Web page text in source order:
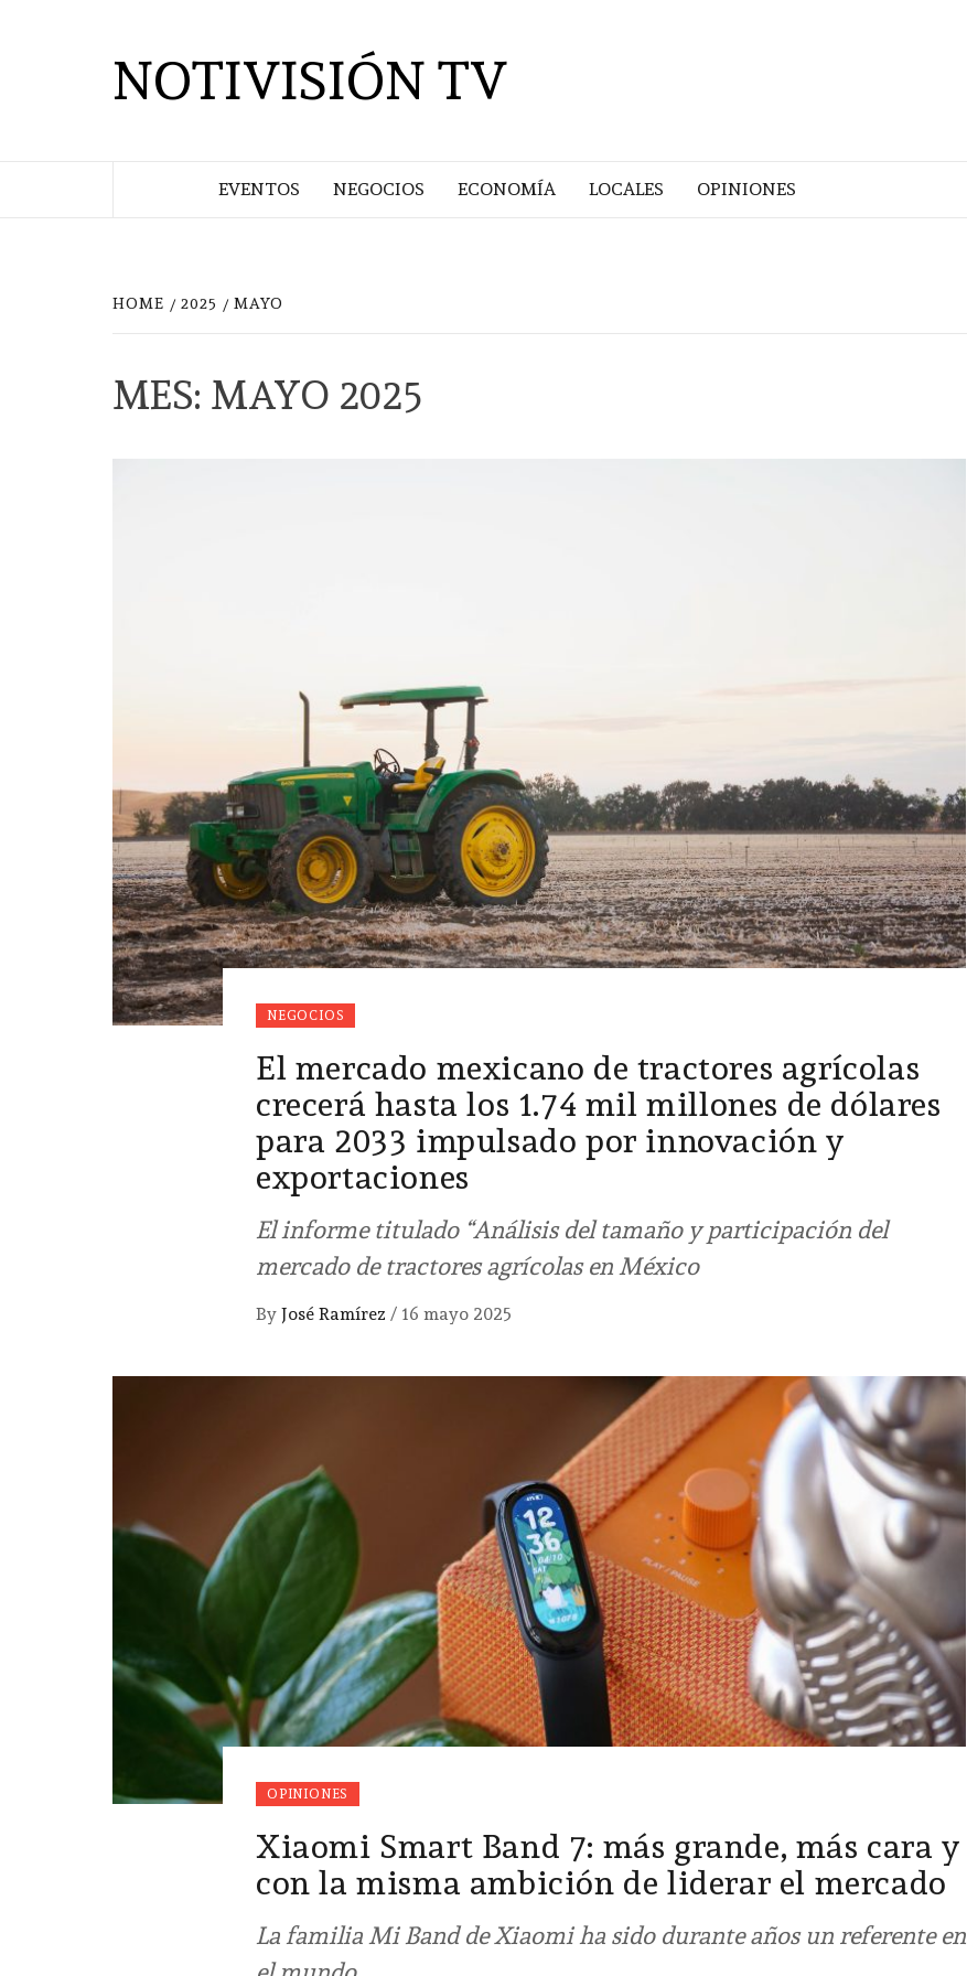
NOTIVISIÓN TV
EVENTOS NEGOCIOS ECONOMÍA LOCALES OPINIONES
HOME 2025 MAYO
MES: MAYO 2025
NEGOCIOS
El mercado mexicano de tractores agrícolas
crecerá hasta los 1.74 mil millones de dólares
para 2033 impulsado por innovación y
exportaciones
El informe titulado “Análisis del tamaño y participación del
mercado de tractores agrícolas en México
By José Ramírez / 16 mayo 2025
OPINIONES
Xiaomi Smart Band 7: más grande, más cara y
con la misma ambición de liderar el mercado
La familia Mi Band de Xiaomi ha sido durante años un referente en